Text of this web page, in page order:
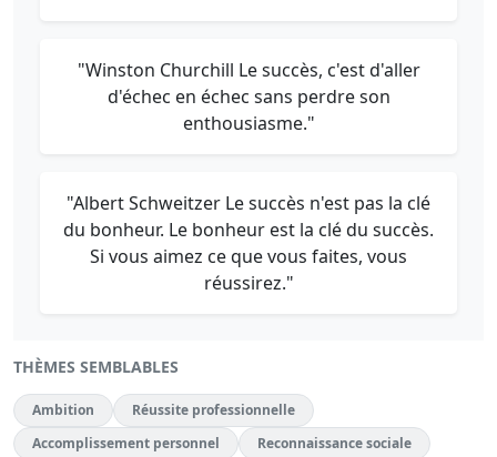
"Winston Churchill Le succès, c'est d'aller
d'échec en échec sans perdre son
enthousiasme."
"Albert Schweitzer Le succès n'est pas la clé
du bonheur. Le bonheur est la clé du succès.
Si vous aimez ce que vous faites, vous
réussirez."
THÈMES SEMBLABLES
Ambition
Réussite professionnelle
Accomplissement personnel
Reconnaissance sociale